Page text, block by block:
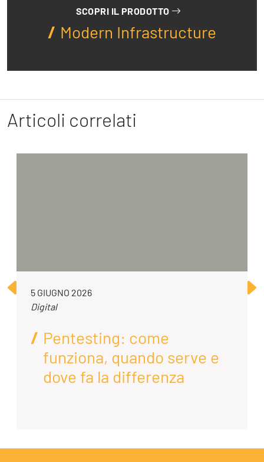
SCOPRI IL PRODOTTO
Modern Infrastructure
Articoli correlati
5 GIUGNO 2026
Digital
Pentesting: come
funziona, quando serve e
dove fa la differenza